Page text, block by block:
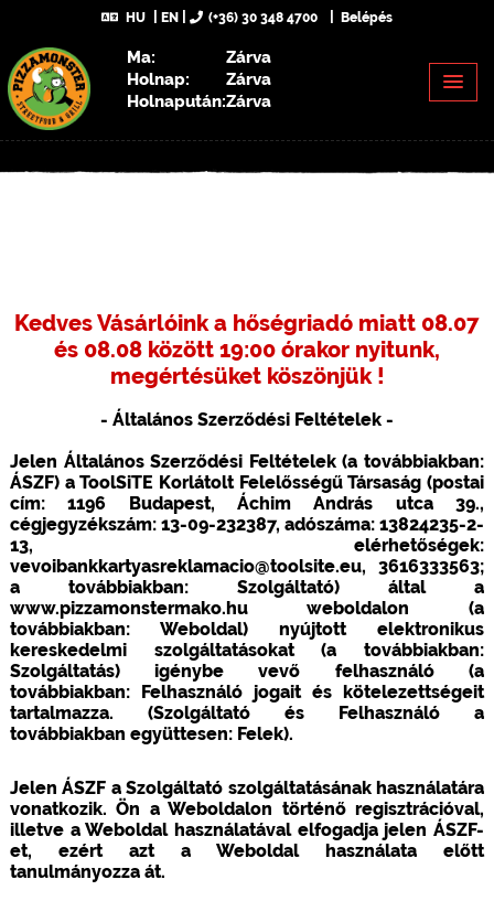
HU EN (+36) 30 348 4700 Belépés
Ma:
Zárva
Holnap:
Zárva
Holnapután:Zárva
Kedves Vásárlóink a hőségriadó miatt 08.07
és 08.08 között 19:00 órakor nyitunk,
megértésüket köszönjük !
- Általános Szerződési Feltételek -
Jelen Általános Szerződési Feltételek (a továbbiakban:
ÁSZF) a ToolSiTE Korlátolt Felelősségű Társaság (postai
cím: 1196 Budapest, Áchim András utca 39.,
cégjegyzékszám: 13-09-232387, adószáma: 13824235-2-
13, elérhetőségek:
vevoibankkartyasreklamacio@toolsite.eu, 3616333563;
a továbbiakban: Szolgáltató) által a
www.pizzamonstermako.hu weboldalon (a
továbbiakban: Weboldal) nyújtott elektronikus
kereskedelmi szolgáltatásokat (a továbbiakban:
Szolgáltatás) igénybe vevő felhasználó (a
továbbiakban: Felhasználó jogait és kötelezettségeit
tartalmazza. (Szolgáltató és Felhasználó a
továbbiakban együttesen: Felek).
Jelen ÁSZF a Szolgáltató szolgáltatásának használatára
vonatkozik. Ön a Weboldalon történő regisztrációval,
illetve a Weboldal használatával elfogadja jelen ÁSZF-
et, ezért azt a Weboldal használata előtt
tanulmányozza át.